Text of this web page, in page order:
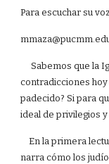
Para escuchar su
Sabemos que la
contradicciones hoy
padecido? Si para
ideal de privilegios
En la primera
narra cómo los